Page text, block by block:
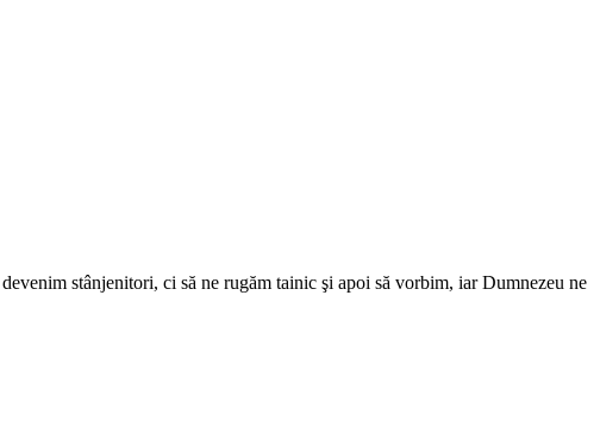
stânjenitori, ci să ne rugăm tainic şi apoi să vorbim, iar Dumnezeu ne